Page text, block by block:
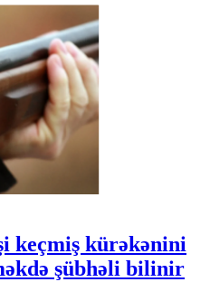
keçmiş kürəkənini
şübhəli bilinir